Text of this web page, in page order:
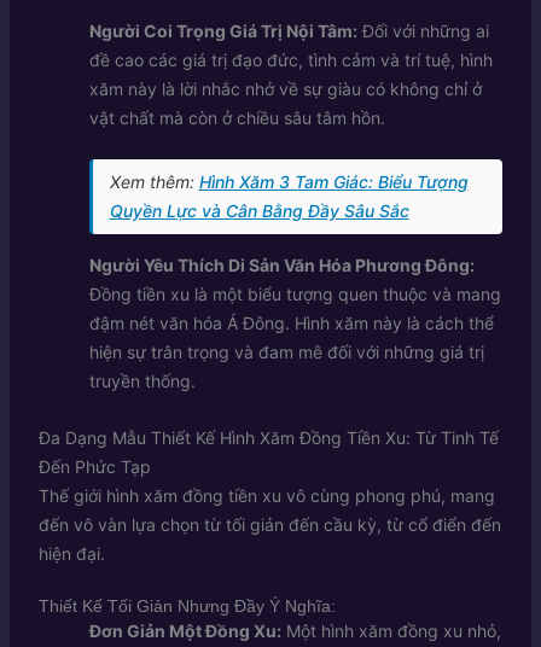
Người Coi Trọng Giá Trị Nội Tâm: Đối với những ai
đề cao các giá trị đạo đức, tình cảm và trí tuệ, hình
xăm này là lời nhắc nhở về sự giàu có không chỉ ở
vật chất mà còn ở chiều sâu tâm hồn.
Xem thêm: Hình Xăm 3 Tam Giác: Biểu Tượng
Quyền Lực và Cân Bằng Đầy Sâu Sắc
Người Yêu Thích Di Sản Văn Hóa Phương Đông:
Đồng tiền xu là một biểu tượng quen thuộc và mang
đậm nét văn hóa Á Đông. Hình xăm này là cách thể
hiện sự trân trọng và đam mê đối với những giá trị
truyền thống.
Đa Dạng Mẫu Thiết Kế Hình Xăm Đồng Tiền Xu: Từ Tinh Tế
Đến Phức Tạp
Thế giới hình xăm đồng tiền xu vô cùng phong phú, mang
đến vô vàn lựa chọn từ tối giản đến cầu kỳ, từ cổ điển đến
hiện đại.
Thiết Kế Tối Giản Nhưng Đầy Ý Nghĩa:
Đơn Giản Một Đồng Xu: Một hình xăm đồng xu nhỏ,